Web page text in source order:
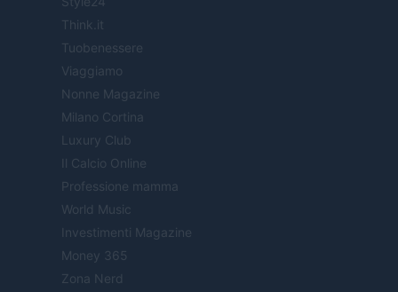
Think.it
Tuobenessere
Viaggiamo
Nonne Magazine
Milano Cortina
Luxury Club
Il Calcio Online
Professione mamma
World Music
Investimenti Magazine
Money 365
Zona Nerd